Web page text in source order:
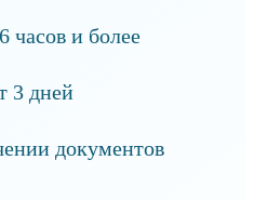
часов и более
3 дней
документов